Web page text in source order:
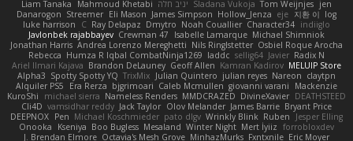
Liam Tanaka
Mahmoud Khetabi יניב חלה Sladana Vukoja Tom Weijnjes jen
Danarogon Streemer Eli Mason James Simpson Hollow_Jenza eje 지환 이 log
luke harrison
C Ray Delapaz Dmytro Noah Couallier Character34 indiiglo
Javlonbek rajabbayev Crewman 47 Isabelle Lamarque Michael Shimniok
Jonathan Harris Andrea Lorenzo Mereghetti Nils Ringlstetter Osbiel Roque Arocha
Rebecca Humza R Iqbal CombatNinja1269 laddc sellig64 Javier Radix N
Ariel Ilmari Kajava Brandon DeLauney Geoff Allen Kamran Kadirov MELUIP Store
Alpha3 Spotty Spotty YQ TrixMix Julian Quintero julian reyes Nareon claytpn
Alquiler PS5
Era Rerza bjgrimoari Caleb Mcmullen giovanni varani
Mackenzie
KuroShi
michael sierra Nameless Renders MMDCRAZED DivineXavier DEATHSTEED
Cli4D vamsidhar reddy Jack Taylor Olov Melander James Barrie Bryant Price
DEEPNOX Pen Michael Koschmieder pato dlgv Wrinkly Blink Ruben
Jesper Elling
Onooka
Kseniya Boo Bugless Mesaland Winter Night Mert İyiiz forrobloxdev
J. Brendan Elmore Octavia's Mesh Grove MinhazMurks Fxntxnile Eric Moyer